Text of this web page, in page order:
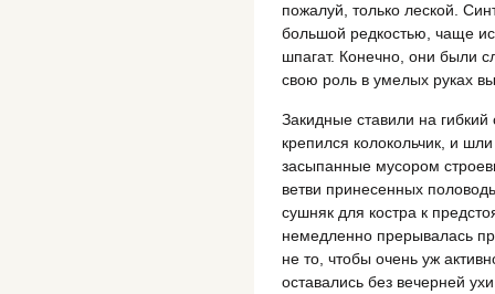
пожалуй, только леской.
большой редкостью, чаще
шпагат. Конечно, они были
свою роль в умелых руках
Закидные ставили на гибкий
крепился колокольчик, и
засыпанные мусором
ветви принесенных
сушняк для костра к
немедленно прерывалась
не то, чтобы очень уж
оставались без вечерней